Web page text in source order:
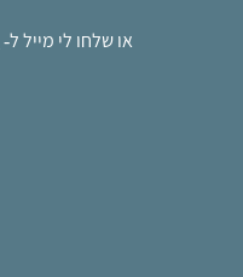
אושלחו לי מיילל-